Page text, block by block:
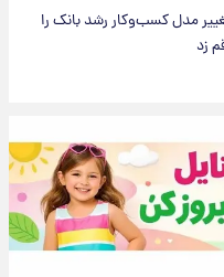
مدل کسب‌وکار رشد بانک را
زد